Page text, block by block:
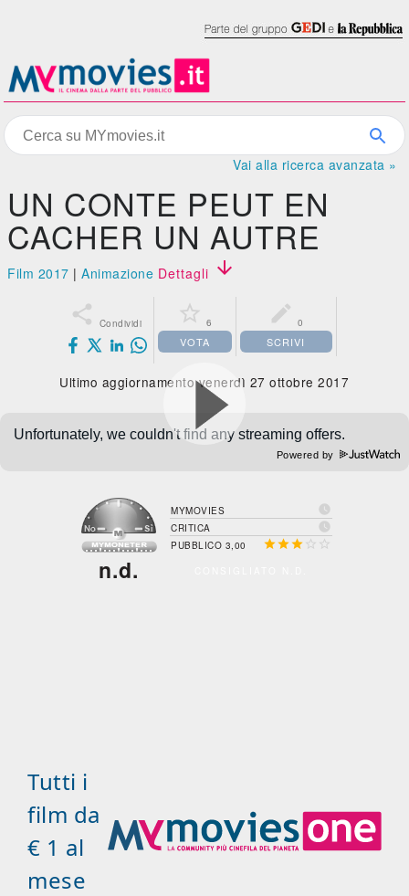
Vai alla ricerca avanzata »
UN CONTE PEUT EN
CACHER UN AUTRE
Film 2017 |Animazione Dettagli 
 Condividi  6
VOTA
 0
SCRIVI
Ultimo aggiornamento venerdì 27 ottobre 2017
Powered by
n.d.
MYMOVIES 
CRITICA 
PUBBLICO 3,00   
Tutti i
film da
€ 1 al
mese